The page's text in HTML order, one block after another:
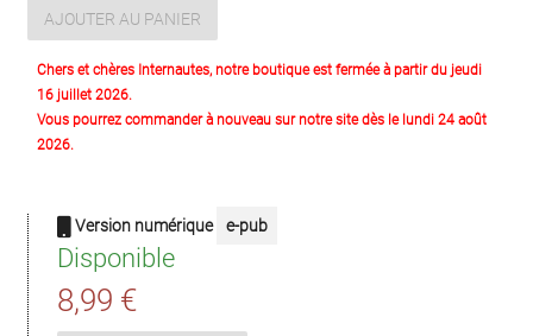
AJOUTER AU PANIER
Chers et chères Internautes, notre boutique est fermée à partir du jeudi
16 juillet 2026.
Vous pourrez commander à nouveau sur notre site dès le lundi 24 août
2026.
Version numérique e-pub
Disponible
8,99 €